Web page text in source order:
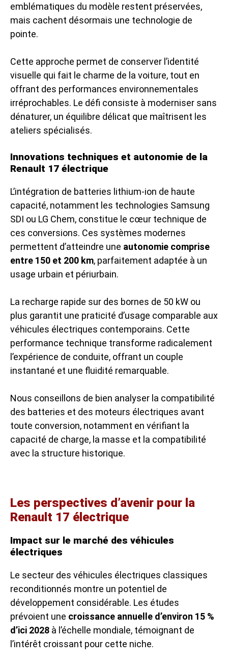
emblématiques du modèle restent préservées,
mais cachent désormais une technologie de
pointe.
Cette approche permet de conserver l’identité
visuelle qui fait le charme de la voiture, tout en
offrant des performances environnementales
irréprochables. Le défi consiste à moderniser sans
dénaturer, un équilibre délicat que maîtrisent les
ateliers spécialisés.
Innovations techniques et autonomie de la
Renault 17 électrique
L’intégration de batteries lithium-ion de haute
capacité, notamment les technologies Samsung
SDI ou LG Chem, constitue le cœur technique de
ces conversions. Ces systèmes modernes
permettent d’atteindre une autonomie comprise
entre 150 et 200 km, parfaitement adaptée à un
usage urbain et périurbain.
La recharge rapide sur des bornes de 50 kW ou
plus garantit une praticité d’usage comparable aux
véhicules électriques contemporains. Cette
performance technique transforme radicalement
l’expérience de conduite, offrant un couple
instantané et une fluidité remarquable.
Nous conseillons de bien analyser la compatibilité
des batteries et des moteurs électriques avant
toute conversion, notamment en vérifiant la
capacité de charge, la masse et la compatibilité
avec la structure historique.
Les perspectives d’avenir pour la
Renault 17 électrique
Impact sur le marché des véhicules
électriques
Le secteur des véhicules électriques classiques
reconditionnés montre un potentiel de
développement considérable. Les études
prévoient une croissance annuelle d’environ 15 %
d’ici 2028 à l’échelle mondiale, témoignant de
l’intérêt croissant pour cette niche.